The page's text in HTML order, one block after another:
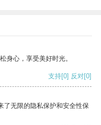
身心，享受美好时光。
支持[0] 反对[0]
了无限的隐私保护和安全性保